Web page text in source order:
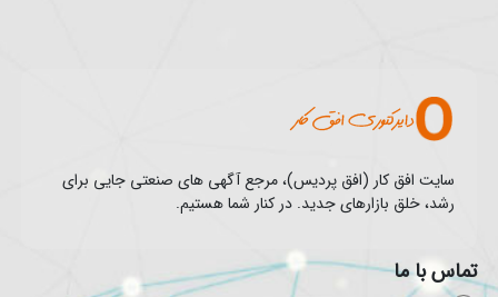
سایت افق کار (افق پردیس)، مرجع آگهی های صنعتی جایی برای
رشد، خلق بازارهای جدید. در کنار شما هستیم.
تماس با ما